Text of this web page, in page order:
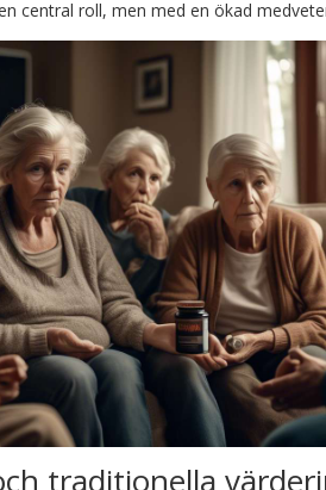
central roll, men med en ökad
traditionella